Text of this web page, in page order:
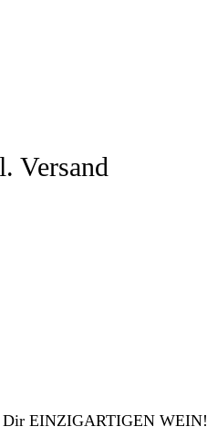
Versand
Dir EINZIGARTIGEN WEIN!